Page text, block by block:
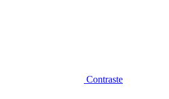
Contraste